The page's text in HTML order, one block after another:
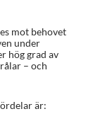
mot behovet
under
hög grad av
– och
är: